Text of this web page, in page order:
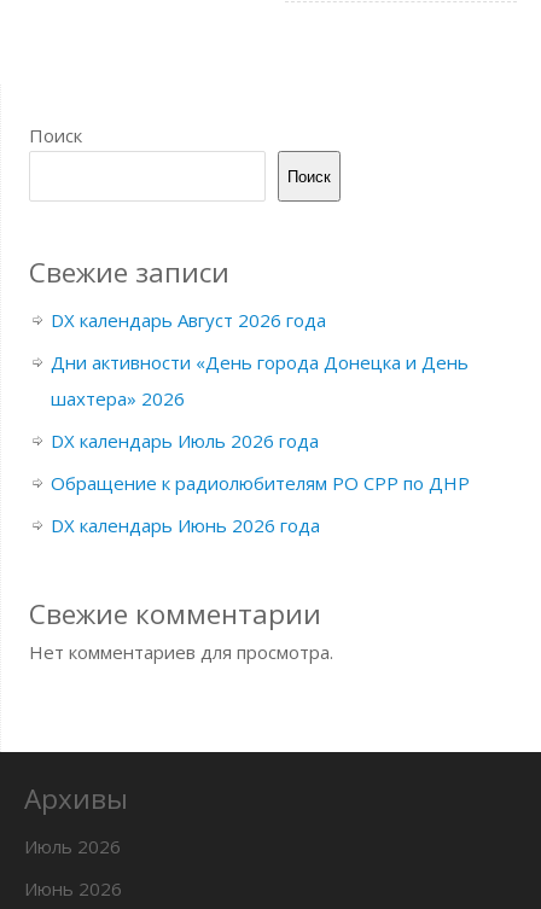
Поиск
Поиск
Свежие записи
DX календарь Август 2026 года
Дни активности «День города Донецка и День
шахтера» 2026
DX календарь Июль 2026 года
Обращение к радиолюбителям РО СРР по ДНР
DX календарь Июнь 2026 года
Свежие комментарии
Нет комментариев для просмотра.
Архивы
Июль 2026
Июнь 2026